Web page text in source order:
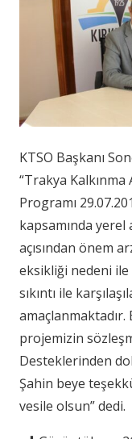
KTSO Başkanı
“Trakya Kalkınma
Programı
kapsamında
açısından önem
eksikliği nedeni ile
sıkıntı ile
amaçlanmaktadır.
projemizin
Desteklerinden
Şahin beye
vesile olsun” dedi.